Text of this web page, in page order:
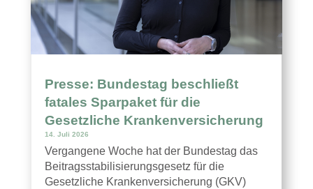
Presse: Bundestag beschließt
fatales Sparpaket für die
Gesetzliche Krankenversicherung
14. Juli 2026
Vergangene Woche hat der Bundestag das
Beitragsstabilisierungsgesetz für die
Gesetzliche Krankenversicherung (GKV)